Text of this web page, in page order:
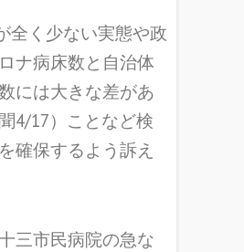
全く少ない実態や政
ナ病床数と自治体
には大きな差があ
4/17）ことなど検
確保するよう訴え
三市民病院の急な